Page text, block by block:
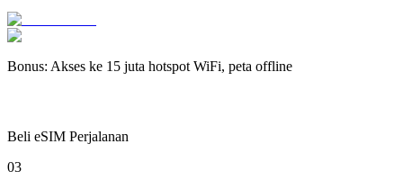
Bonus: Akses ke 15 juta hotspot WiFi, peta offline
Beli eSIM Perjalanan
03